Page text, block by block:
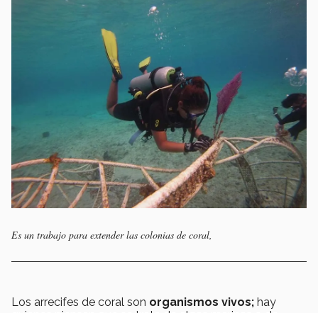
Es un trabajo para extender las colonias de coral,
Los arrecifes de coral son organismos vivos; hay